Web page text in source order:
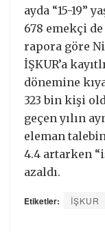
ayda “15-19”
678 emekçi
rapora göre
İŞKUR’a
dönemine
323 bin kişi
geçen yılın
eleman
4.4 artarken
azaldı.
Etiketler: İŞKUR